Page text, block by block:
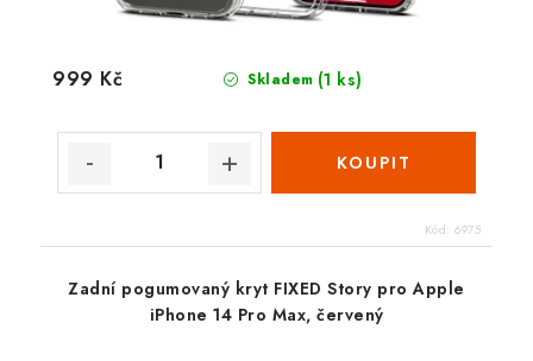
Skladem (1 ks)
999 Kč
Kód: 6975
Zadní pogumovaný kryt FIXED Story pro Apple
iPhone 14 Pro Max, červený